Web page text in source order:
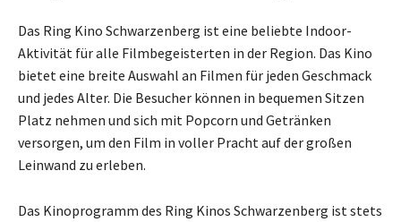
Das Ring Kino Schwarzenberg ist eine beliebte Indoor-
Aktivität für alle Filmbegeisterten in der Region. Das Kino
bietet eine breite Auswahl an Filmen für jeden Geschmack
und jedes Alter. Die Besucher können in bequemen Sitzen
Platz nehmen und sich mit Popcorn und Getränken
versorgen, um den Film in voller Pracht auf der großen
Leinwand zu erleben.
Das Kinoprogramm des Ring Kinos Schwarzenberg ist stets